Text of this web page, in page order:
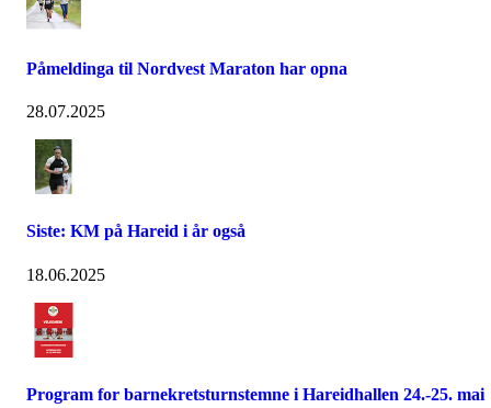
Påmeldinga til Nordvest Maraton har opna
28.07.2025
Siste: KM på Hareid i år også
18.06.2025
Program for barnekretsturnstemne i Hareidhallen 24.-25. mai